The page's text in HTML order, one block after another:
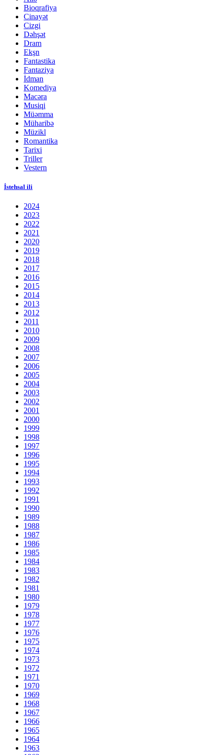
Bioqrafiya
Cinayət
Cizgi
Dəhşət
Dram
Ekşn
Fantastika
Fantaziya
İdman
Komediya
Macəra
Musiqi
Müəmma
Müharibə
Müzikl
Romantika
Tarixi
Triller
Vestern
İstehsal ili
2024
2023
2022
2021
2020
2019
2018
2017
2016
2015
2014
2013
2012
2011
2010
2009
2008
2007
2006
2005
2004
2003
2002
2001
2000
1999
1998
1997
1996
1995
1994
1993
1992
1991
1990
1989
1988
1987
1986
1985
1984
1983
1982
1981
1980
1979
1978
1977
1976
1975
1974
1973
1972
1971
1970
1969
1968
1967
1966
1965
1964
1963